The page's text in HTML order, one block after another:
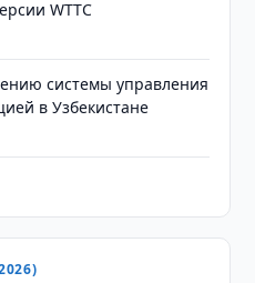
WTTC
системы управления
в Узбекистане